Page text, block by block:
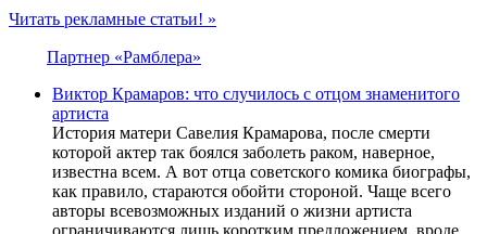
Читать рекламные статьи! »
Партнер «Рамблера»
Виктор Крамаров: что случилось с отцом знаменитого
артиста
История матери Савелия Крамарова, после смерти
которой актер так боялся заболеть раком, наверное,
известна всем. А вот отца советского комика биографы,
как правило, стараются обойти стороной. Чаще всего
авторы всевозможных изданий о жизни артиста
ограничиваются лишь коротким предложением, вроде